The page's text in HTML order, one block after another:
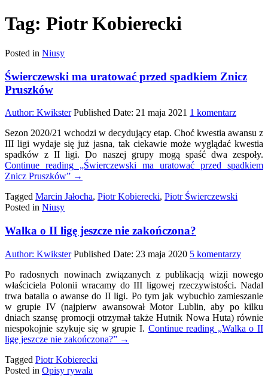
Tag: Piotr Kobierecki
Posted in Niusy
Świerczewski ma uratować przed spadkiem Znicz
Pruszków
Author: Kwikster Published Date: 21 maja 2021 1 komentarzdo
ma
przed
Sezon 2020/21 wchodzi w decydujący etap. Choć kwestia awansu z
III ligi wydaje się już jasna, tak ciekawie może wyglądać kwestia
spadków z II ligi. Do naszej grupy mogą spaść dwa zespoły.
Continue reading „Świerczewski ma uratować przed spadkiem
Znicz Pruszków” →
Tagged Marcin Jałocha, Piotr Kobierecki, Piotr Świerczewski
Posted in Niusy
Walka o II ligę jeszcze nie zakończona?
Author: Kwikster Published Date: 23 maja 2020 5 komentarzydo
o
II
ligę
jeszcze
nie
Po radosnych nowinach związanych z publikacją wizji nowego
właściciela Polonii wracamy do III ligowej rzeczywistości. Nadal
trwa batalia o awanse do II ligi. Po tym jak wybuchło zamieszanie
w grupie IV (najpierw awansował Motor Lublin, aby po kilku
dniach szansę promocji otrzymał także Hutnik Nowa Huta) równie
niespokojnie szykuje się w grupie I. Continue reading „Walka o II
ligę jeszcze nie zakończona?” →
Tagged Piotr Kobierecki
Posted in Opisy rywala